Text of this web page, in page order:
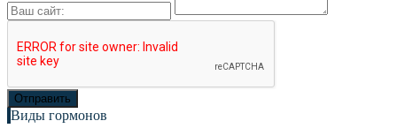
Виды гормонов